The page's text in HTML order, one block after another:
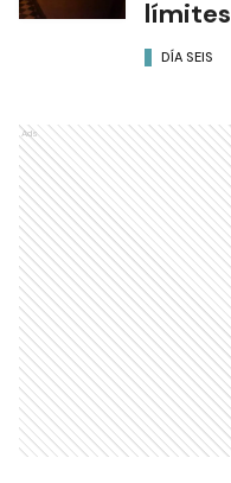
límites
DÍA SEIS
Ads